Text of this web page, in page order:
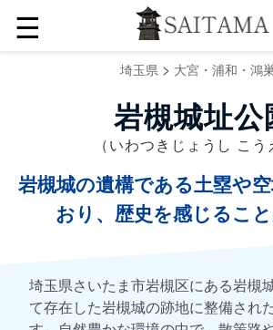
☰
埼玉県 > 大宮・浦和・鴻
岩槻城址公
（いわつきじょうし こう
岩槻城の遺構である土塁や
おり、歴史を感じるこ
埼玉県さいたま市岩槻区にある岩槻
て存在した岩槻城の跡地に整備され